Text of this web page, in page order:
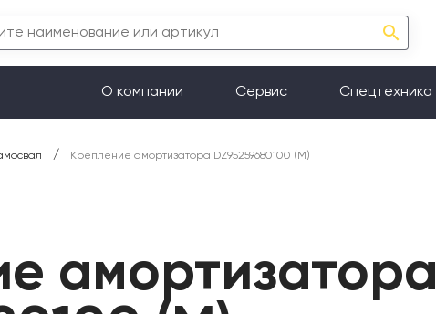
О компании Сервис Спецтехника
/ Крепление амортизатора DZ95259680100 (М)
амортизатора